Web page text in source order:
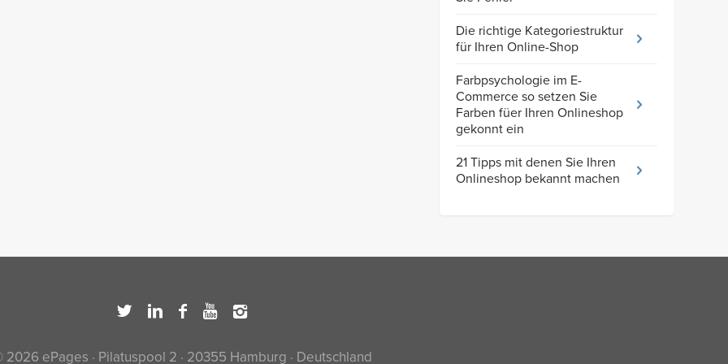
Die richtige Kategoriestruktur
für Ihren Online-Shop
Farbpsychologie im E-
Commerce so setzen Sie
Farben füer Ihren Onlineshop
gekonnt ein
21 Tipps mit denen Sie Ihren
Onlineshop bekannt machen
2026 ePages · Pilatuspool 2 · 20355 Hamburg · Deutschland